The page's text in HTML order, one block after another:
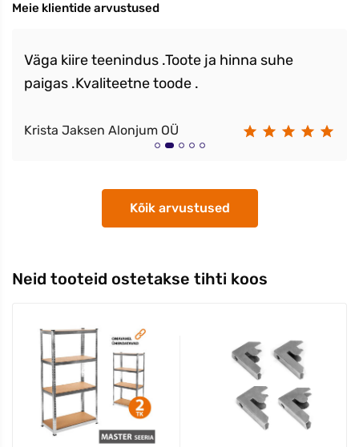
Meie klientide arvustused
Väga kiire teenindus .Toote ja hinna suhe
paigas .Kvaliteetne toode .
Krista Jaksen Alonjum OÜ
Kõik arvustused
Neid tooteid ostetakse tihti koos